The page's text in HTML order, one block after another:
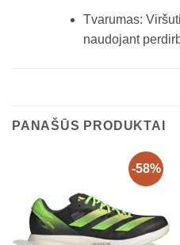
Tvarumas:
naudojant
PANAŠŪS PRODUKTAI
-58%